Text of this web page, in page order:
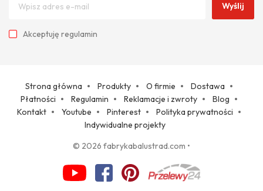
Wyślij
Akceptuję regulamin
Strona główna Produkty O firmie
Dostawa
Płatności
Regulamin Reklamacje i zwroty
Blog
Kontakt
Youtube Pinterest
Polityka prywatności
Indywidualne projekty
© 2026 fabrykabalustrad.com •